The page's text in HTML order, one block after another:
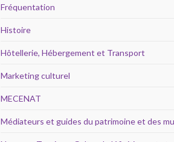
Fréquentation
Histoire
Hôtellerie, Hébergement et Transport
Marketing culturel
MECENAT
Médiateurs et guides du patrimoine et des